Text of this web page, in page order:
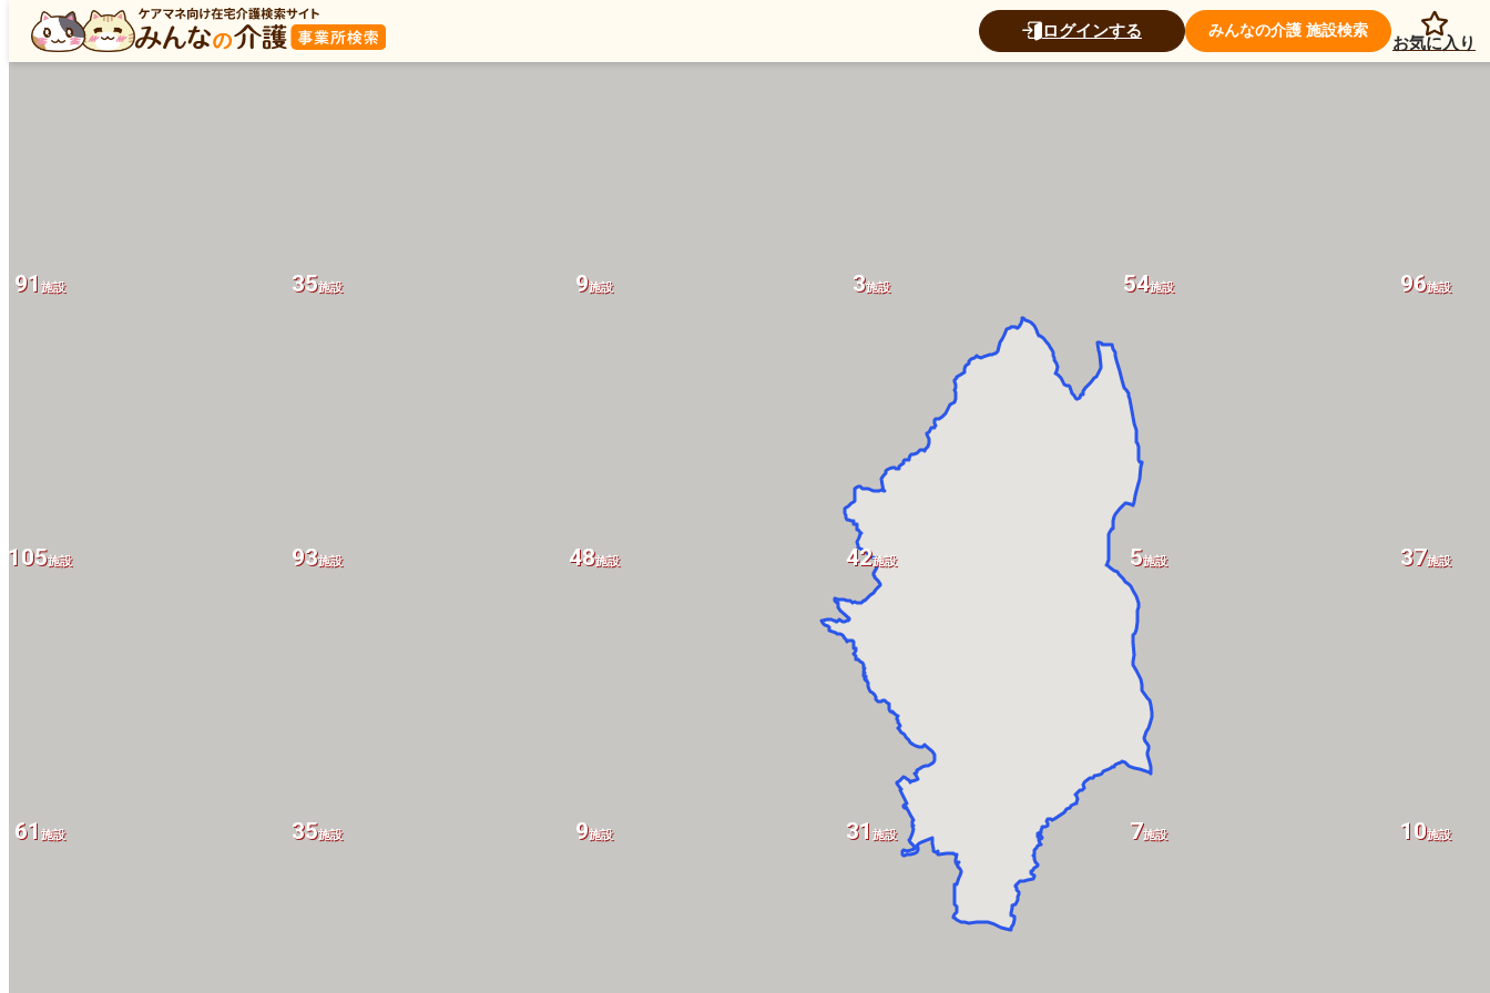
ログインする みんなの介護 施設検索
お気に入り
61 施設 35施設 9施設 31 施設 7施設 10施設
105施設 93施設 48施設 42施設 5施設 37施設
91 施設 35施設 9施設 3施設 54施設 96施設
施設 3施設 施設